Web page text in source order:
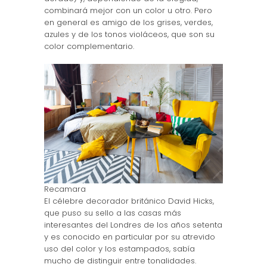
combinará mejor con un color u otro. Pero
en general es amigo de los grises, verdes,
azules y de los tonos violáceos, que son su
color complementario.
Recamara
El célebre decorador británico David Hicks,
que puso su sello a las casas más
interesantes del Londres de los años setenta
y es conocido en particular por su atrevido
uso del color y los estampados, sabía
mucho de distinguir entre tonalidades.